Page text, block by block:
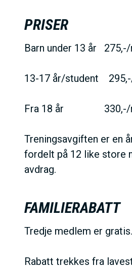
PRISER
Barn under 13 år 275,-/
13-17 år/student
Fra 18 år 330,-/
Treningsavgiften er en
fordelt på 12 like store
avdrag.
FAMILIERABATT
Tredje medlem er gratis.
Rabatt trekkes fra